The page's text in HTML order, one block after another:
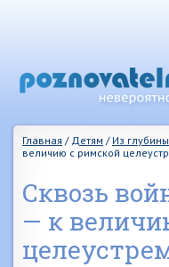
Главная / Детям / Из
величию с римской
Сквозь
— к